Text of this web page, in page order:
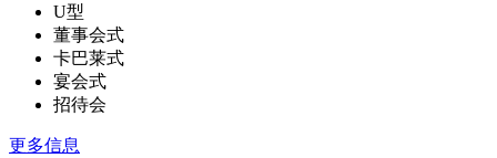
U型
董事会式
卡巴莱式
宴会式
招待会
更多信息